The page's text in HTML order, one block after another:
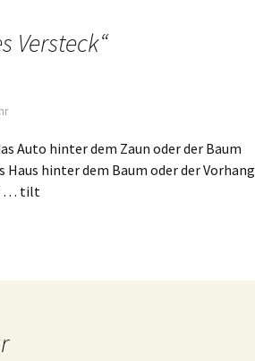
Versteck“
Auto hinter dem Zaun oder der Baum
Haus hinter dem Baum oder der Vorhang
… tilt